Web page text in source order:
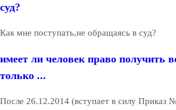
суд?
Как мне поступать,не обращаясь в суд?
имеет ли человек право получить
только ...
После 26.12.2014 (вступает в силу Приказ